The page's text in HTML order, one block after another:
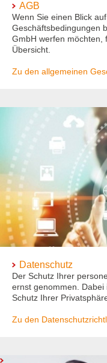
AGB
Wenn Sie einen Blick
Geschäftsbedingungen
GmbH werfen möchten,
Übersicht.
Zu den allgemeinen
Datenschutz
Der Schutz Ihrer
ernst genommen.
Schutz Ihrer
Zu den